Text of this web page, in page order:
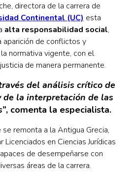
directora de la carrera de
Continental (UC) esta
alta responsabilidad social,
aparición de conflictos y
normativa vigente, con el
de manera permanente.
del análisis crítico de
de la interpretación de las
, comenta la especialista.
remonta a la Antigua Grecia,
en Ciencias Jurídicas
de desempeñarse con
áreas de la carrera.